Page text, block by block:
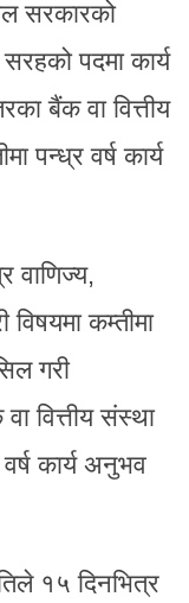
सरकारको
पदमा कार्य
बैंक वा वित्तीय
पन्ध्र वर्ष कार्य
वाणिज्य,
कम्तीमा
गरी
वा वित्तीय संस्था
कार्य अनुभव
१५ दिनभित्र